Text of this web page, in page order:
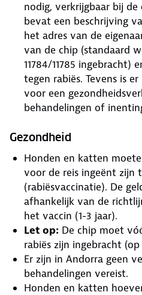
nodig, verkrijgbaar bij
bevat een beschrijving
het adres van de
van de chip (standaard
11784/11785 ingebracht)
tegen rabiës. Tevens is
voor een
behandelingen of
Gezondheid
Honden en katten
voor de reis ingeënt zijn
(rabiësvaccinatie). De
afhankelijk van de
het vaccin (1-3 jaar).
Let op: De chip moet
rabiës zijn ingebracht
Er zijn in Andorra geen
behandelingen vereist.
Honden en katten